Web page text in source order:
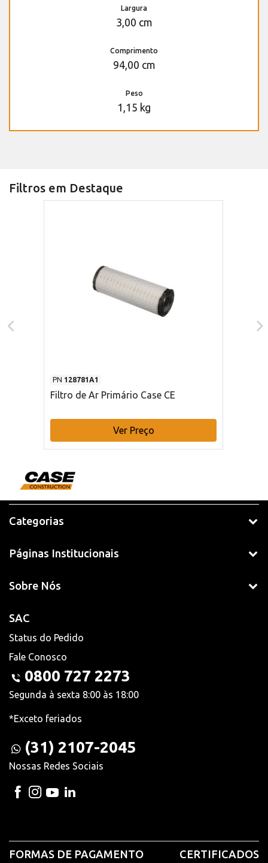
Largura
3,00 cm
Comprimento
94,00 cm
Peso
1,15 kg
Filtros em Destaque
PN 128781A1
Filtro de Ar Primário Case CE
Ver Preço
Categorias
Páginas Institucionais
Sobre Nós
SAC
Status do Pedido
Fale Conosco
0800 727 2273
Segunda à sexta 8:00 às 18:00
*Exceto feriados
(31) 2107-2045
Nossas Redes Sociais
FORMAS DE PAGAMENTO CERTIFICADOS